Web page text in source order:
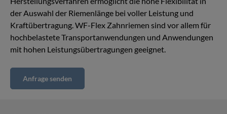
der Auswahl der Riemenlänge bei voller Leistung und
Kraftübertragung. WF-Flex Zahnriemen sind vor allem für
hochbelastete Transportanwendungen und Anwendungen
mit hohen Leistungsübertragungen geeignet.
Anfrage senden